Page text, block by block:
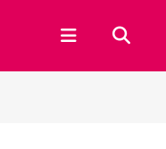
Ouvrir le